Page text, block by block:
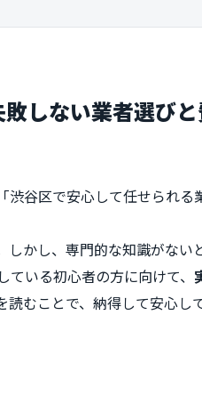
しない業者選び
谷区で安心して任せられる
かし、専門的な知識がない
いる初心者の方に向けて、
むことで、納得して安心し